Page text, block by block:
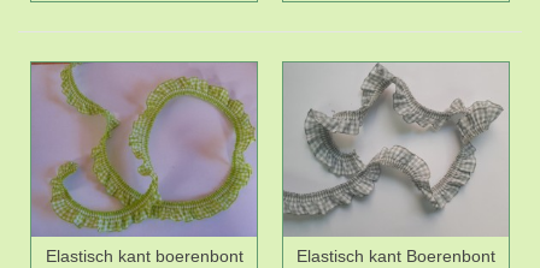
Elastisch kant boerenbont
Elastisch kant Boerenbont